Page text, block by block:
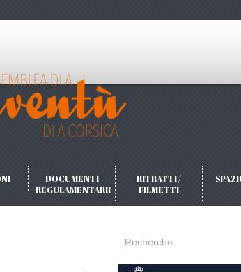
DOCUMENTI
REGULAMENTARII
RITRATTI /
FILMETTI